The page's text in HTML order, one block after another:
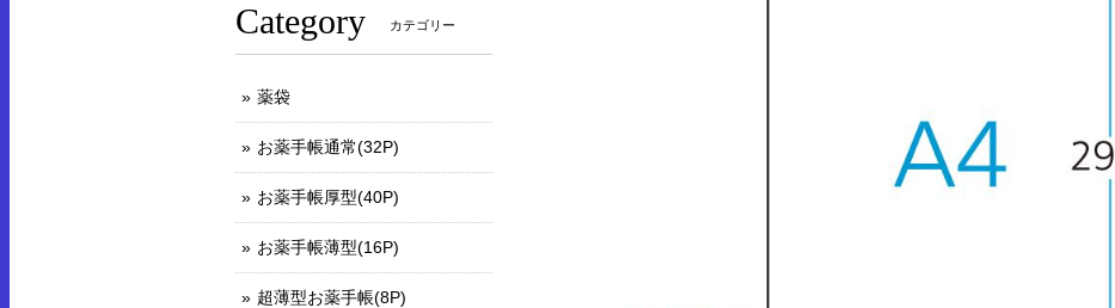
Category カテゴリー
薬袋
お薬手帳通常(32P)
お薬手帳厚型(40P)
お薬手帳薄型(16P)
超薄型お薬手帳(8P)